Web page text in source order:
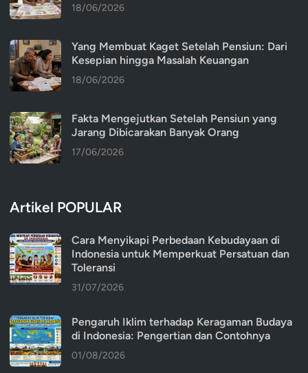
18/06/2026
Yang Membuat Kaget Setelah Pensiun: Dari
Kesepian hingga Masalah Keuangan
18/06/2026
Fakta Mengejutkan Setelah Pensiun yang
Jarang Dibicarakan Banyak Orang
17/06/2026
Artikel POPULAR
Cara Menyikapi Perbedaan Kebudayaan di
Indonesia untuk Memperkuat Persatuan dan
Toleransi
31/07/2026
Pengaruh Iklim terhadap Keragaman Budaya
di Indonesia: Pengertian dan Contohnya
01/08/2026